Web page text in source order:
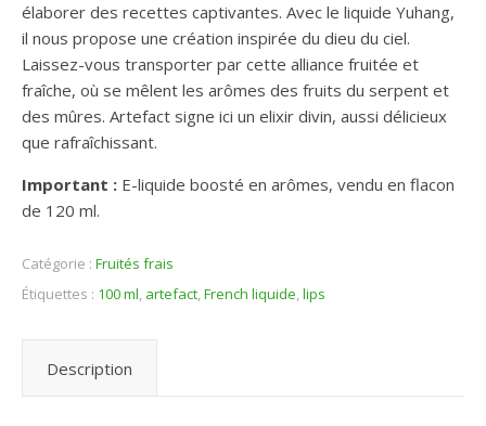
élaborer des recettes captivantes. Avec le liquide Yuhang,
il nous propose une création inspirée du dieu du ciel.
Laissez-vous transporter par cette alliance fruitée et
fraîche, où se mêlent les arômes des fruits du serpent et
des mûres. Artefact signe ici un elixir divin, aussi délicieux
que rafraîchissant.
Important : E-liquide boosté en arômes, vendu en flacon
de 120 ml.
Catégorie : Fruités frais
Étiquettes : 100 ml, artefact,French liquide,lips
Description